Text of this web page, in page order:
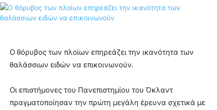
Ο θόρυβος των πλοίων επηρεάζει την ικανότητα των
θαλάσσιων ειδών να επικοινωνούν.
Οι επιστήμονες του Πανεπιστημίου του Όκλαντ
πραγματοποίησαν την πρώτη μεγάλη έρευνα σχετικά με